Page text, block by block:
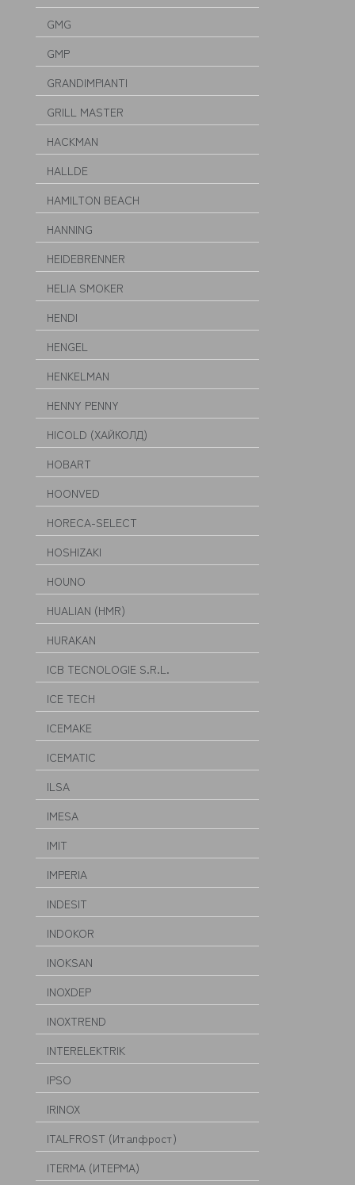
GMG
GMP
GRANDIMPIANTI
GRILL MASTER
HACKMAN
HALLDE
HAMILTON BEACH
HANNING
HEIDEBRENNER
HELIA SMOKER
HENDI
HENGEL
HENKELMAN
HENNY PENNY
HICOLD (ХАЙКОЛД)
HOBART
HOONVED
HORECA-SELECT
HOSHIZAKI
HOUNO
HUALIAN (HMR)
HURAKAN
ICB TECNOLOGIE S.R.L.
ICE TECH
ICEMAKE
ICEMATIC
ILSA
IMESA
IMIT
IMPERIA
INDESIT
INDOKOR
INOKSAN
INOXDEP
INOXTREND
INTERELEKTRIK
IPSO
IRINOX
ITALFROST (Италфрост)
ITERMA (ИТЕРМА)